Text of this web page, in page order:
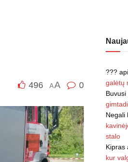
496 AA 0
???
galėtų
Negali
stalo
Kipras
kur